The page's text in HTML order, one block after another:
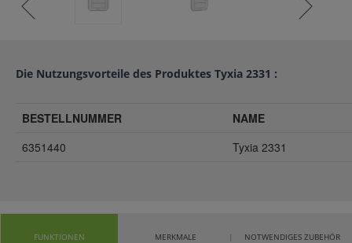
Die Nutzungsvorteile des Produktes Tyxia 2331 :
BESTELLNUMMER
NAME
6351440
Tyxia 2331
FUNKTIONEN MERKMALE NOTWENDIGES ZUBEHÖR